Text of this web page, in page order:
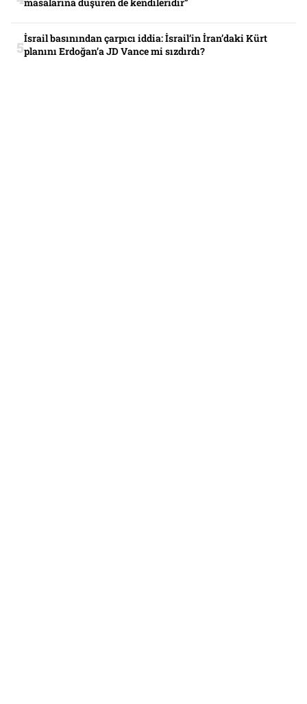
masalarına düşüren de kendileridir”
İsrail basınından çarpıcı iddia: İsrail’in İran’daki Kürt
planını Erdoğan’a JD Vance mi sızdırdı?